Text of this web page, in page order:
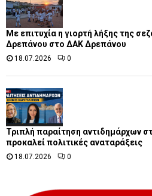
Με επιτυχία η γιορτή λήξης της
Δρεπάνου στο ΔΑΚ Δρεπάνου
18.07.2026 0
Τριπλή παραίτηση αντιδημάρχων
προκαλεί πολιτικές αναταράξεις
18.07.2026 0